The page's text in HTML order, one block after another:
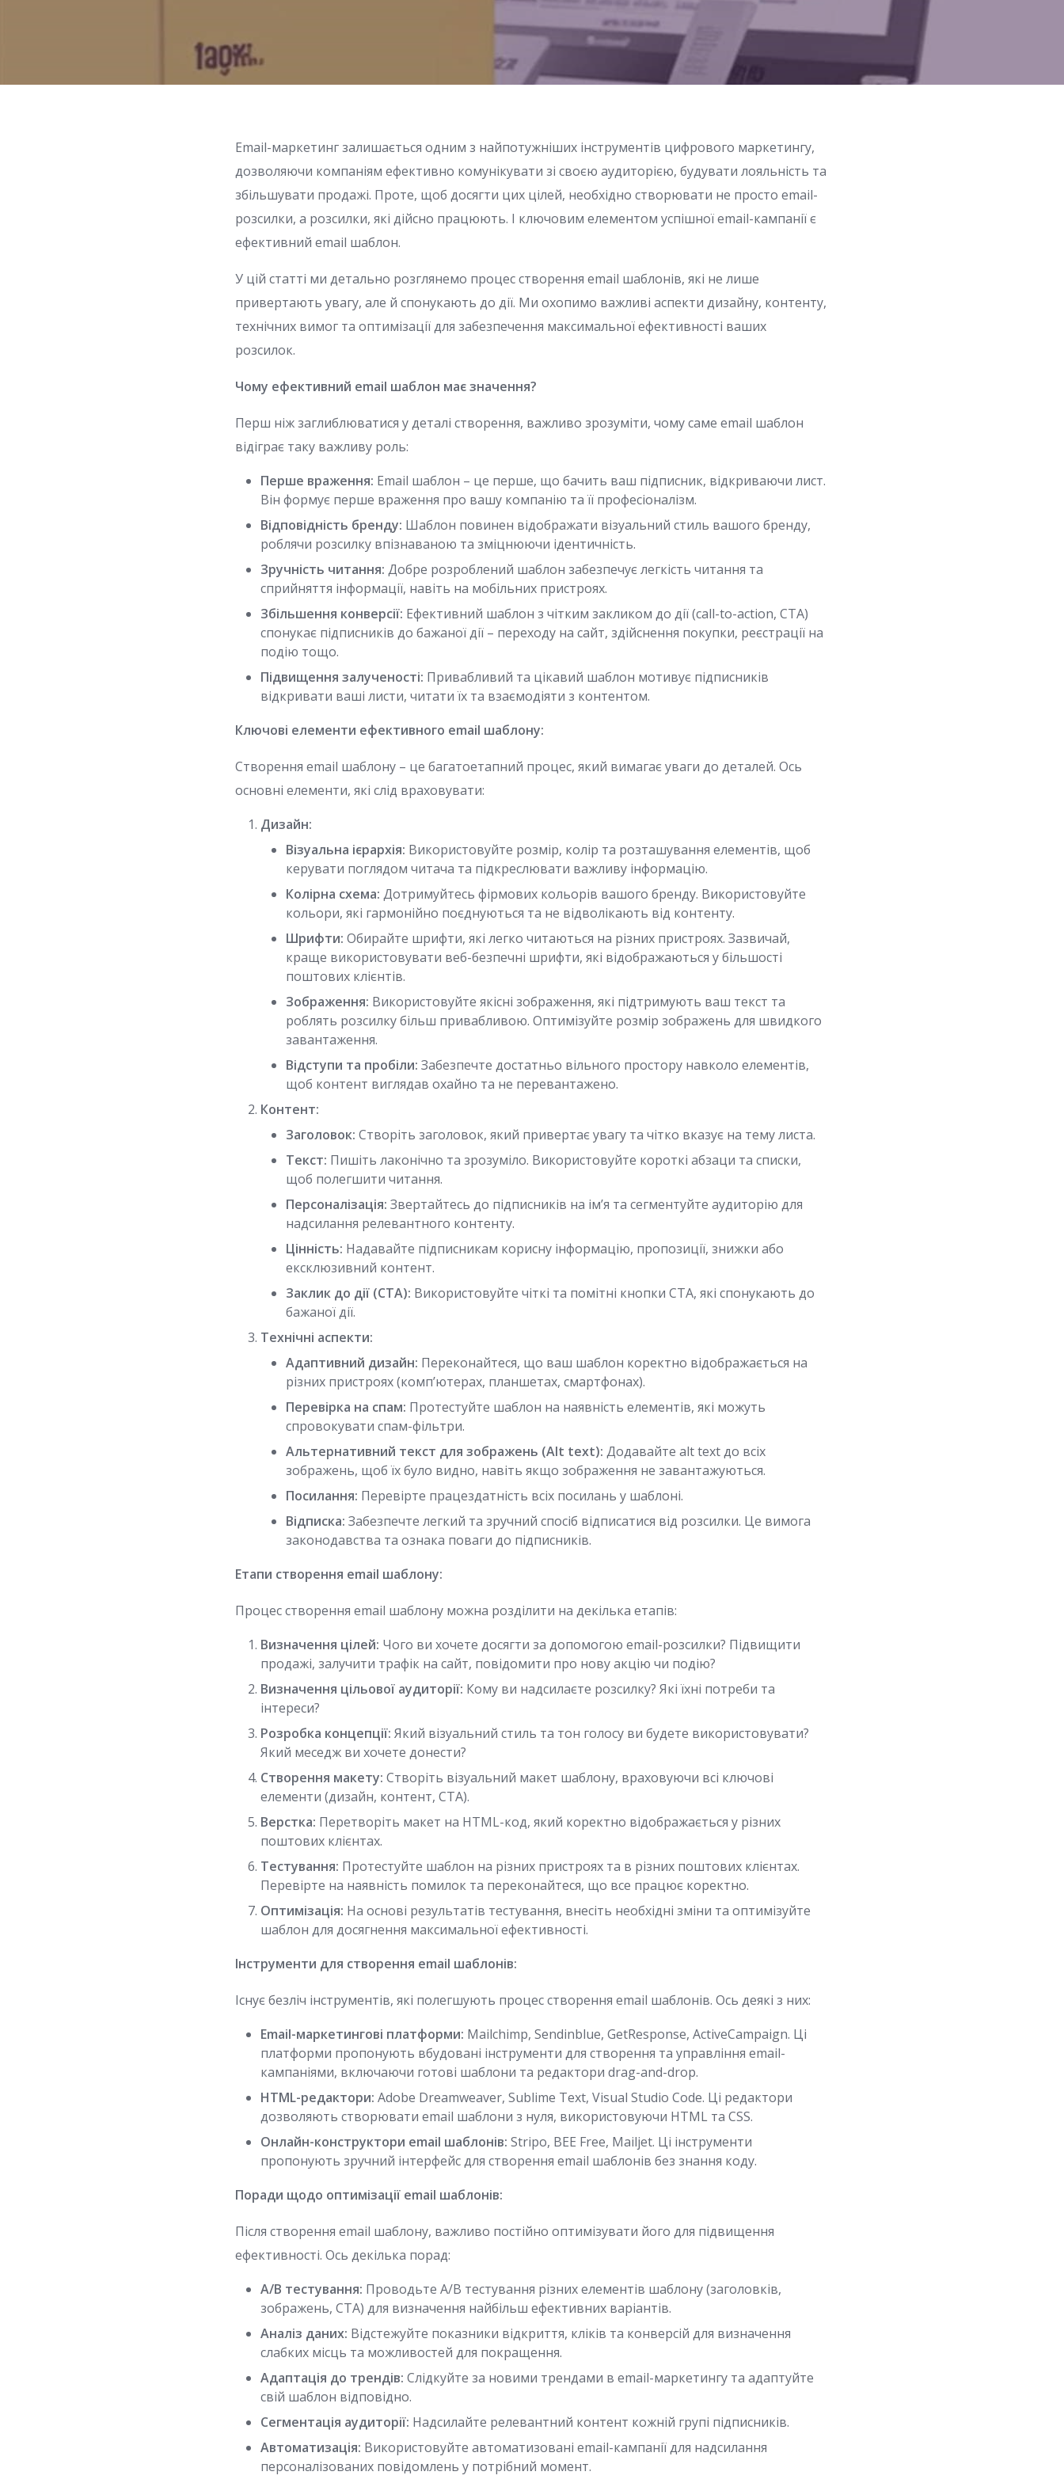
Email-маркетинг залишається одним з найпотужніших інструментів цифрового маркетингу,
дозволяючи компаніям ефективно комунікувати зі своєю аудиторією, будувати лояльність та
збільшувати продажі. Проте, щоб досягти цих цілей, необхідно створювати не просто email-
розсилки, а розсилки, які дійсно працюють. І ключовим елементом успішної email-кампанії є
ефективний email шаблон.
У цій статті ми детально розглянемо процес створення email шаблонів, які не лише
привертають увагу, але й спонукають до дії. Ми охопимо важливі аспекти дизайну, контенту,
технічних вимог та оптимізації для забезпечення максимальної ефективності ваших
розсилок.
Чому ефективний email шаблон має значення?
Перш ніж заглиблюватися у деталі створення, важливо зрозуміти, чому саме email шаблон
відіграє таку важливу роль:
Перше враження: Email шаблон – це перше, що бачить ваш підписник, відкриваючи лист.
Він формує перше враження про вашу компанію та її професіоналізм.
Відповідність бренду: Шаблон повинен відображати візуальний стиль вашого бренду,
роблячи розсилку впізнаваною та зміцнюючи ідентичність.
Зручність читання: Добре розроблений шаблон забезпечує легкість читання та
сприйняття інформації, навіть на мобільних пристроях.
Збільшення конверсії: Ефективний шаблон з чітким закликом до дії (call-to-action, CTA)
спонукає підписників до бажаної дії – переходу на сайт, здійснення покупки, реєстрації на
подію тощо.
Підвищення залученості: Привабливий та цікавий шаблон мотивує підписників
відкривати ваші листи, читати їх та взаємодіяти з контентом.
Ключові елементи ефективного email шаблону:
Створення email шаблону – це багатоетапний процес, який вимагає уваги до деталей. Ось
основні елементи, які слід враховувати:
Дизайн:
Візуальна ієрархія: Використовуйте розмір, колір та розташування елементів, щоб
керувати поглядом читача та підкреслювати важливу інформацію.
Колірна схема: Дотримуйтесь фірмових кольорів вашого бренду. Використовуйте
кольори, які гармонійно поєднуються та не відволікають від контенту.
Шрифти: Обирайте шрифти, які легко читаються на різних пристроях. Зазвичай,
краще використовувати веб-безпечні шрифти, які відображаються у більшості
поштових клієнтів.
Зображення: Використовуйте якісні зображення, які підтримують ваш текст та
роблять розсилку більш привабливою. Оптимізуйте розмір зображень для швидкого
завантаження.
Відступи та пробіли: Забезпечте достатньо вільного простору навколо елементів,
щоб контент виглядав охайно та не перевантажено.
Контент:
Заголовок: Створіть заголовок, який привертає увагу та чітко вказує на тему листа.
Текст: Пишіть лаконічно та зрозуміло. Використовуйте короткі абзаци та списки,
щоб полегшити читання.
Персоналізація: Звертайтесь до підписників на ім’я та сегментуйте аудиторію для
надсилання релевантного контенту.
Цінність: Надавайте підписникам корисну інформацію, пропозиції, знижки або
ексклюзивний контент.
Заклик до дії (CTA): Використовуйте чіткі та помітні кнопки CTA, які спонукають до
бажаної дії.
Технічні аспекти:
Адаптивний дизайн: Переконайтеся, що ваш шаблон коректно відображається на
різних пристроях (комп’ютерах, планшетах, смартфонах).
Перевірка на спам: Протестуйте шаблон на наявність елементів, які можуть
спровокувати спам-фільтри.
Альтернативний текст для зображень (Alt text): Додавайте alt text до всіх
зображень, щоб їх було видно, навіть якщо зображення не завантажуються.
Посилання: Перевірте працездатність всіх посилань у шаблоні.
Відписка: Забезпечте легкий та зручний спосіб відписатися від розсилки. Це вимога
законодавства та ознака поваги до підписників.
Етапи створення email шаблону:
Процес створення email шаблону можна розділити на декілька етапів:
Визначення цілей: Чого ви хочете досягти за допомогою email-розсилки? Підвищити
продажі, залучити трафік на сайт, повідомити про нову акцію чи подію?
Визначення цільової аудиторії: Кому ви надсилаєте розсилку? Які їхні потреби та
інтереси?
Розробка концепції: Який візуальний стиль та тон голосу ви будете використовувати?
Який меседж ви хочете донести?
Створення макету: Створіть візуальний макет шаблону, враховуючи всі ключові
елементи (дизайн, контент, CTA).
Верстка: Перетворіть макет на HTML-код, який коректно відображається у різних
поштових клієнтах.
Тестування: Протестуйте шаблон на різних пристроях та в різних поштових клієнтах.
Перевірте на наявність помилок та переконайтеся, що все працює коректно.
Оптимізація: На основі результатів тестування, внесіть необхідні зміни та оптимізуйте
шаблон для досягнення максимальної ефективності.
Інструменти для створення email шаблонів:
Існує безліч інструментів, які полегшують процес створення email шаблонів. Ось деякі з них:
Email-маркетингові платформи: Mailchimp, Sendinblue, GetResponse, ActiveCampaign. Ці
платформи пропонують вбудовані інструменти для створення та управління email-
кампаніями, включаючи готові шаблони та редактори drag-and-drop.
HTML-редактори: Adobe Dreamweaver, Sublime Text, Visual Studio Code. Ці редактори
дозволяють створювати email шаблони з нуля, використовуючи HTML та CSS.
Онлайн-конструктори email шаблонів: Stripo, BEE Free, Mailjet. Ці інструменти
пропонують зручний інтерфейс для створення email шаблонів без знання коду.
Поради щодо оптимізації email шаблонів:
Після створення email шаблону, важливо постійно оптимізувати його для підвищення
ефективності. Ось декілька порад:
A/B тестування: Проводьте A/B тестування різних елементів шаблону (заголовків,
зображень, CTA) для визначення найбільш ефективних варіантів.
Аналіз даних: Відстежуйте показники відкриття, кліків та конверсій для визначення
слабких місць та можливостей для покращення.
Адаптація до трендів: Слідкуйте за новими трендами в email-маркетингу та адаптуйте
свій шаблон відповідно.
Сегментація аудиторії: Надсилайте релевантний контент кожній групі підписників.
Автоматизація: Використовуйте автоматизовані email-кампанії для надсилання
персоналізованих повідомлень у потрібний момент.